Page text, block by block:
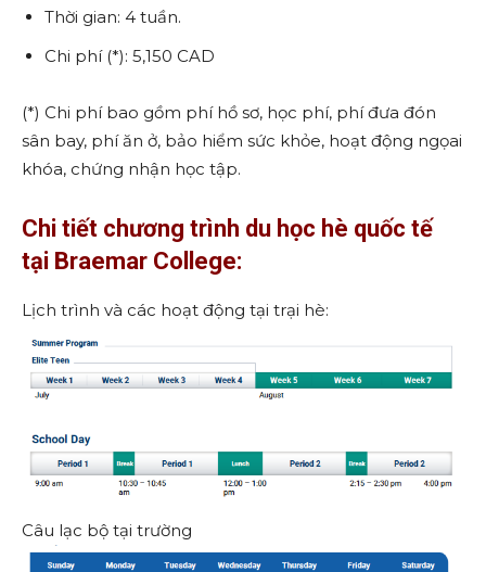
Thời gian: 4 tuần.
Chi phí (*): 5,150 CAD
(*) Chi phí bao gồm phí hồ sơ, học phí, phí đưa đón
sân bay, phí ăn ở, bảo hiểm sức khỏe, hoạt động ngọai
khóa, chứng nhận học tập.
Chi tiết chương trình du học hè quốc tế
tại Braemar College:
Lịch trình và các hoạt động tại trại hè:
Câu lạc bộ tại trường